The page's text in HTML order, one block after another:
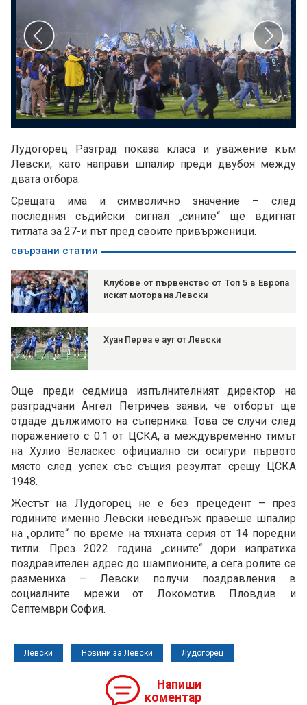
Лудогорец Разград показа класа и уважение към
Левски, като направи шпалир преди двубоя между
двата отбора.
Срещата има и символично значение – след
последния съдийски сигнал „сините“ ще вдигнат
титлата за 27-и път пред своите привърженици.
свързани статии
Клубове от първенство от Топ 5 в Европа
искат мотора на Левски
Хуан Переа е аут от Левски
Още преди седмица изпълнителният директор на
разградчани Ангел Петричев заяви, че отборът ще
отдаде дължимото на съперника. Това се случи след
поражението с 0:1 от ЦСКА, а междувременно тимът
на Хулио Веласкес официално си осигури първото
място след успех със същия резултат срещу ЦСКА
1948.
Жестът на Лудогорец не е без прецедент – през
годините именно Левски неведнъж правеше шпалир
на „орлите“ по време на тяхната серия от 14 поредни
титли. През 2022 година „сините“ дори изпратиха
поздравителен адрес до шампионите, а сега ролите се
размениха – Левски получи поздравления в
социалните мрежи от Локомотив Пловдив и
Септември София.
Левски Новини за Левски Лудогорец
Напиши
коментар